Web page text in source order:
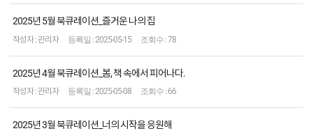
2025년 5월 북큐레이션_즐거운 나의 집
관리자 2025-05-15 78
2025년 4월 북큐레이션_봄, 책 속에서 피어나다.
관리자 2025-05-08 66
2025년 3월 북큐레이션_너의 시작을 응원해